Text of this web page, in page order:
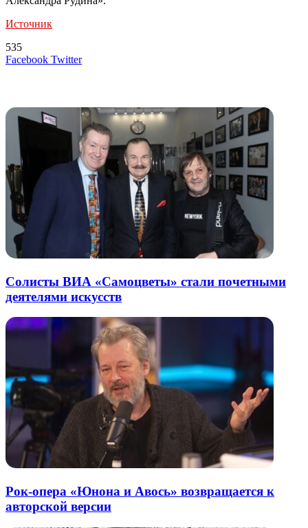
Источник
535
Facebook TwitterLinkedIn
Tumblr
Reddit
Вконтакте
Одноклассники
Skype
Messenger
Messenger
WhatsApp
Telegram
Viber
Line
Поделиться
Печатать
Солисты ВИА «Самоцветы» стали почетными
деятелями искусств
Рок-опера «Юнона и Авось» возвращается к
авторской версии